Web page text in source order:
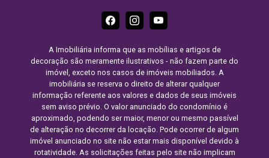
A Imobiliária informa que as mobílias e artigos de
decoração são meramente ilustrativos - não fazem parte do
imóvel, exceto nos casos de imóveis mobiliados. A
imobiliária se reserva o direito de alterar qualquer
informação referente aos valores e dados de seus imóveis
sem aviso prévio. O valor anunciado do condomínio é
aproximado, podendo ser maior, menor ou mesmo passível
de alteração no decorrer da locação. Pode ocorrer de algum
imóvel anunciado no site não estar mais disponível devido à
rotatividade. As solicitações feitas pelo site não implicam